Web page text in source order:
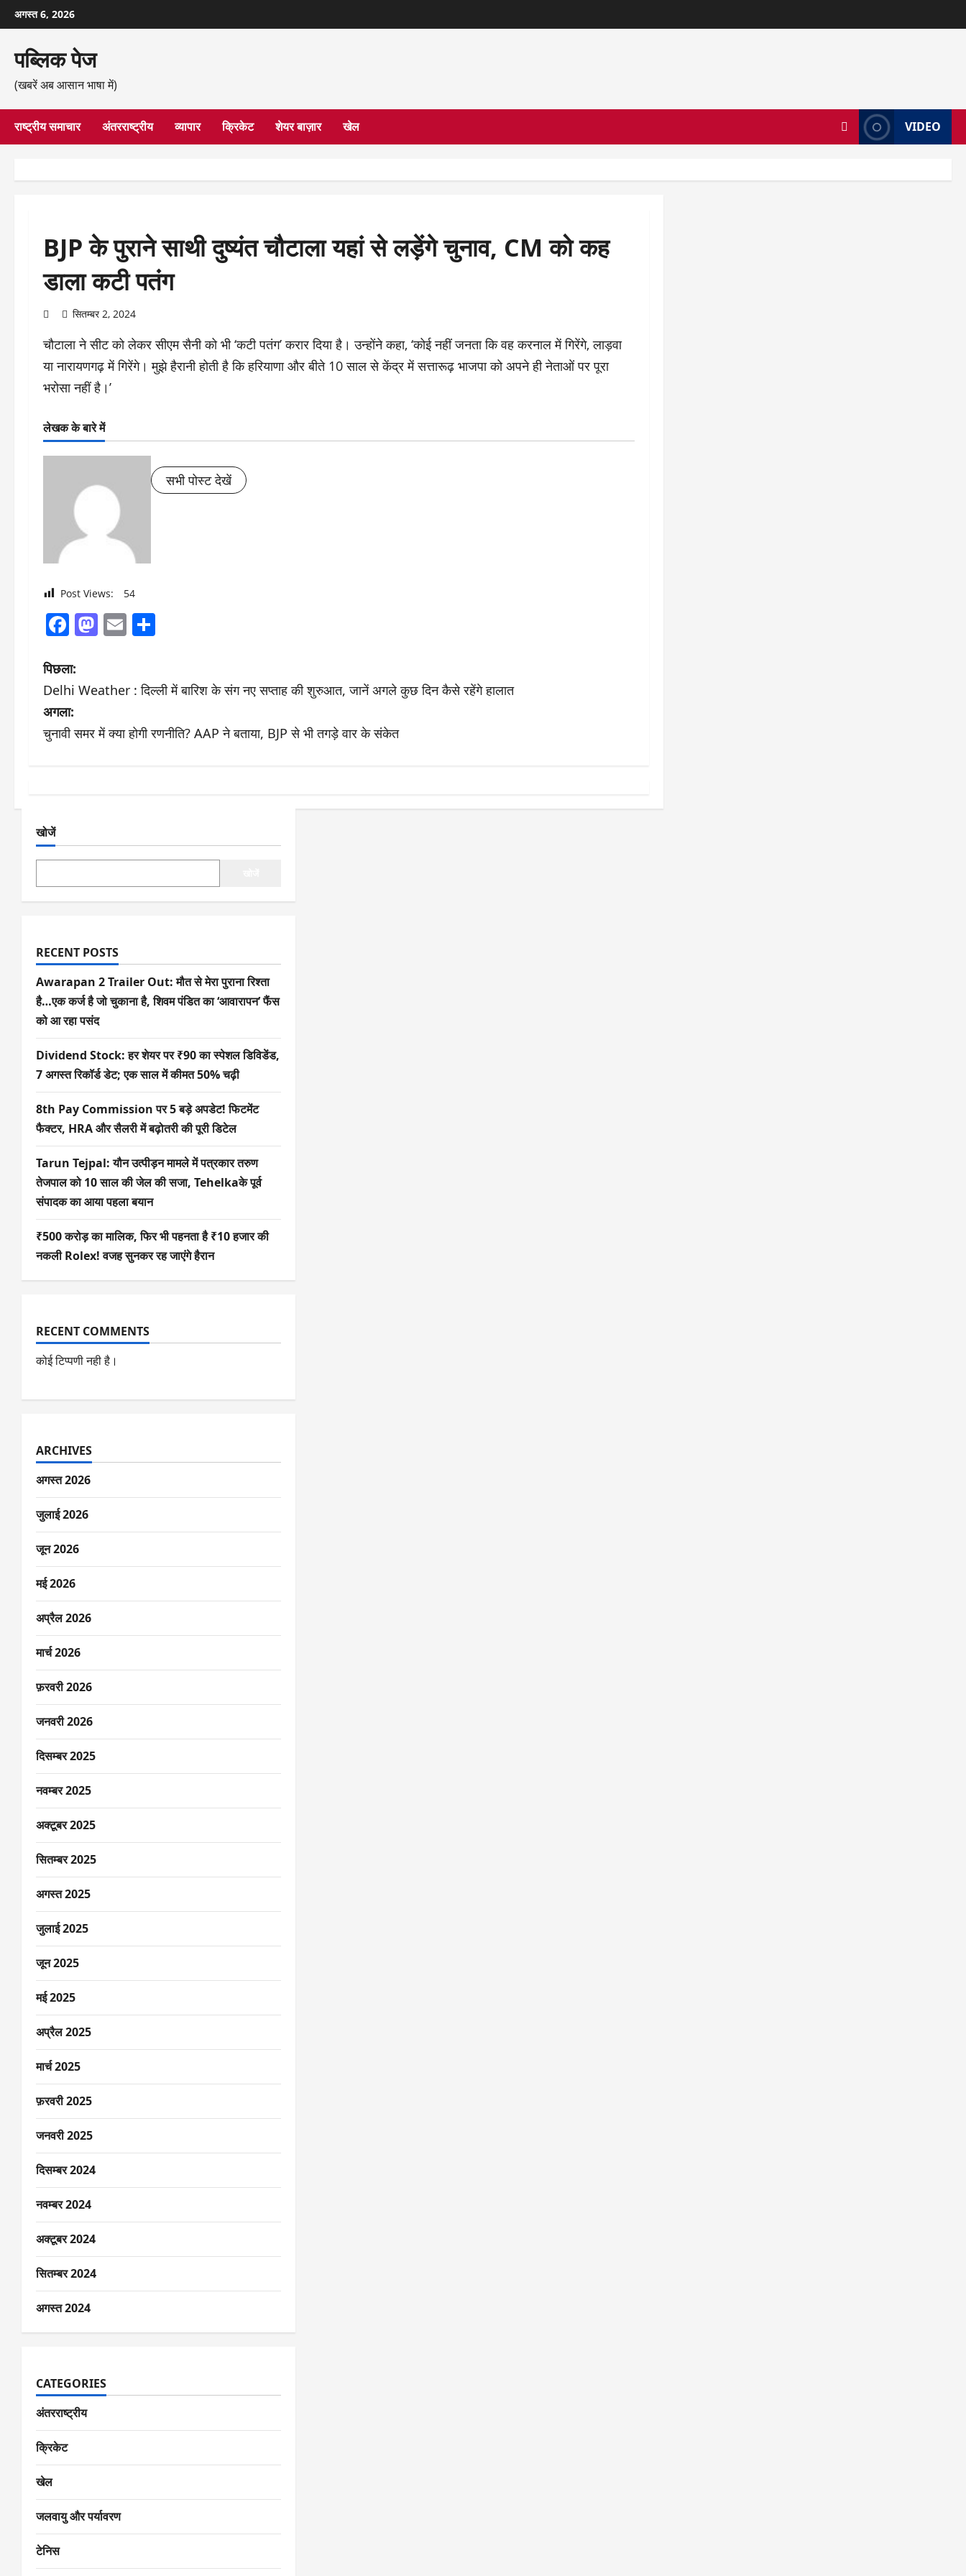
छोड़कर
सामग्री
अगस्त 6, 2026
पब्लिक पेज
(खबरें अब आसान भाषा में)
राष्ट्रीय समाचार अंतरराष्ट्रीय व्यापार क्रिकेट शेयर बाज़ार खेल VIDEO
BJP के पुराने साथी दुष्यंत चौटाला यहां से लड़ेंगे चुनाव, CM को कह
डाला कटी पतंग
सितम्बर 2, 2024
चौटाला ने सीट को लेकर सीएम सैनी को भी ‘कटी पतंग’ करार दिया है। उन्होंने कहा, ‘कोई नहीं जनता कि वह करनाल में गिरेंगे, लाड़वा
या नारायणगढ़ में गिरेंगे। मुझे हैरानी होती है कि हरियाणा और बीते 10 साल से केंद्र में सत्तारूढ़ भाजपा को अपने ही नेताओं पर पूरा
भरोसा नहीं है।’
लेखक के बारे में
सभी पोस्ट देखें
Post Views: 54
Facebook
Mastodon
Email
पो
स्ट
ने
श
न
पिछला:
Delhi Weather : दिल्ली में बारिश के संग नए सप्ताह की शुरुआत, जानें अगले कुछ दिन कैसे रहेंगे हालात
अगला:
चुनावी समर में क्या होगी रणनीति? AAP ने बताया, BJP से भी तगड़े वार के संकेत
खोजें
RECENT POSTS
Awarapan 2 Trailer Out: मौत से मेरा पुराना रिश्ता
है…एक कर्ज है जो चुकाना है, शिवम पंडित का ‘आवारापन’ फैंस
को आ रहा पसंद
Dividend Stock: हर शेयर पर ₹90 का स्पेशल डिविडेंड,
7 अगस्त ​रिकॉर्ड डेट; एक साल में कीमत 50% चढ़ी
8th Pay Commission पर 5 बड़े अपडेट! फिटमेंट
फैक्टर, HRA और सैलरी में बढ़ोतरी की पूरी डिटेल
Tarun Tejpal: यौन उत्पीड़न मामले में पत्रकार तरुण
तेजपाल को 10 साल की जेल की सजा, Tehelkaके पूर्व
संपादक का आया पहला बयान
₹500 करोड़ का मालिक, फिर भी पहनता है ₹10 हजार की
नकली Rolex! वजह सुनकर रह जाएंगे हैरान
RECENT COMMENTS
कोई टिप्पणी नही है।
ARCHIVES
अगस्त 2026
जुलाई 2026
जून 2026
मई 2026
अप्रैल 2026
मार्च 2026
फ़रवरी 2026
जनवरी 2026
दिसम्बर 2025
नवम्बर 2025
अक्टूबर 2025
सितम्बर 2025
अगस्त 2025
जुलाई 2025
जून 2025
मई 2025
अप्रैल 2025
मार्च 2025
फ़रवरी 2025
जनवरी 2025
दिसम्बर 2024
नवम्बर 2024
अक्टूबर 2024
सितम्बर 2024
अगस्त 2024
CATEGORIES
अंतरराष्ट्रीय
क्रिकेट
खेल
जलवायु और पर्यावरण
टेनिस